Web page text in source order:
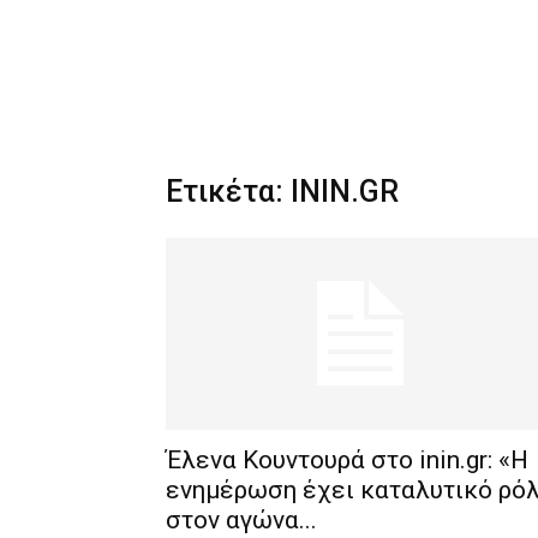
Ετικέτα: ININ.GR
Έλενα Κουντουρά στο inin.gr: «H
ενημέρωση έχει καταλυτικό
στον αγώνα...